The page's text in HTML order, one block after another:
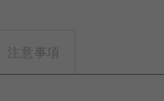
注意事項